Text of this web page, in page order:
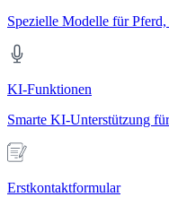
Spezielle Modelle für
KI-Funktionen
Smarte KI-Unterstützung
Erstkontaktformular